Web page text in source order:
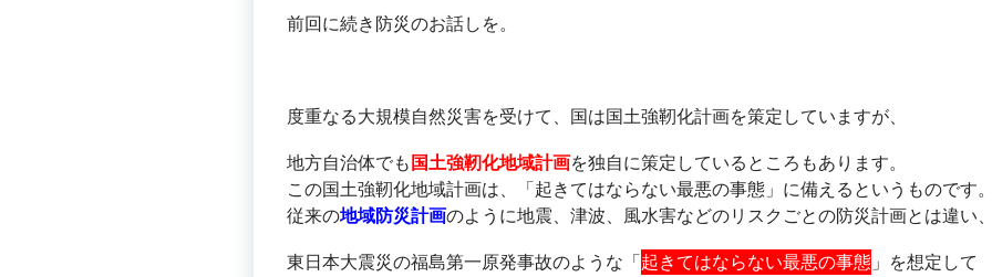
前回に続き防災のお話しを。
度重なる大規模自然災害を受けて、国は国土強靭化計画を策定していますが、
地方自治体でも国土強靭化地域計画を独自に策定しているところもあります。
この国土強靭化地域計画は、「起きてはならない最悪の事態」に備えるというものです
従来の地域防災計画のように地震、津波、風水害などのリスクごとの防災計画とは違い
東日本大震災の福島第一原発事故のような「起きてはならない最悪の事態」を想定して